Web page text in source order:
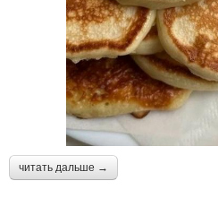
читать дальше →